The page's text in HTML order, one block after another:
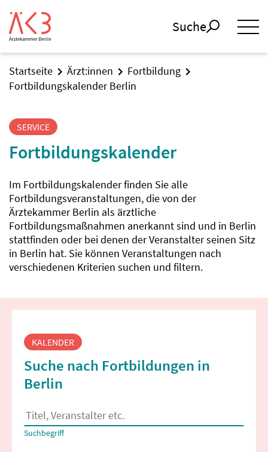
Suche
Startseite Ärzt:innen
Fortbildung
Fortbildungskalender Berlin
SERVICE
Fortbildungskalender
Im Fortbildungskalender finden Sie alle
Fortbildungsveranstaltungen, die von der
Ärztekammer Berlin als ärztliche
Fortbildungsmaßnahmen anerkannt sind und in Berlin
stattfinden oder bei denen der Veranstalter seinen Sitz
in Berlin hat. Sie können Veranstaltungen nach
verschiedenen Kriterien suchen und filtern.
Fortbildungssuche
KALENDER
Suche nach Fortbildungen in
Berlin
Es erscheinen Suchvorschläge, wenn mindestens 2 Zeichen
Suchbegriff